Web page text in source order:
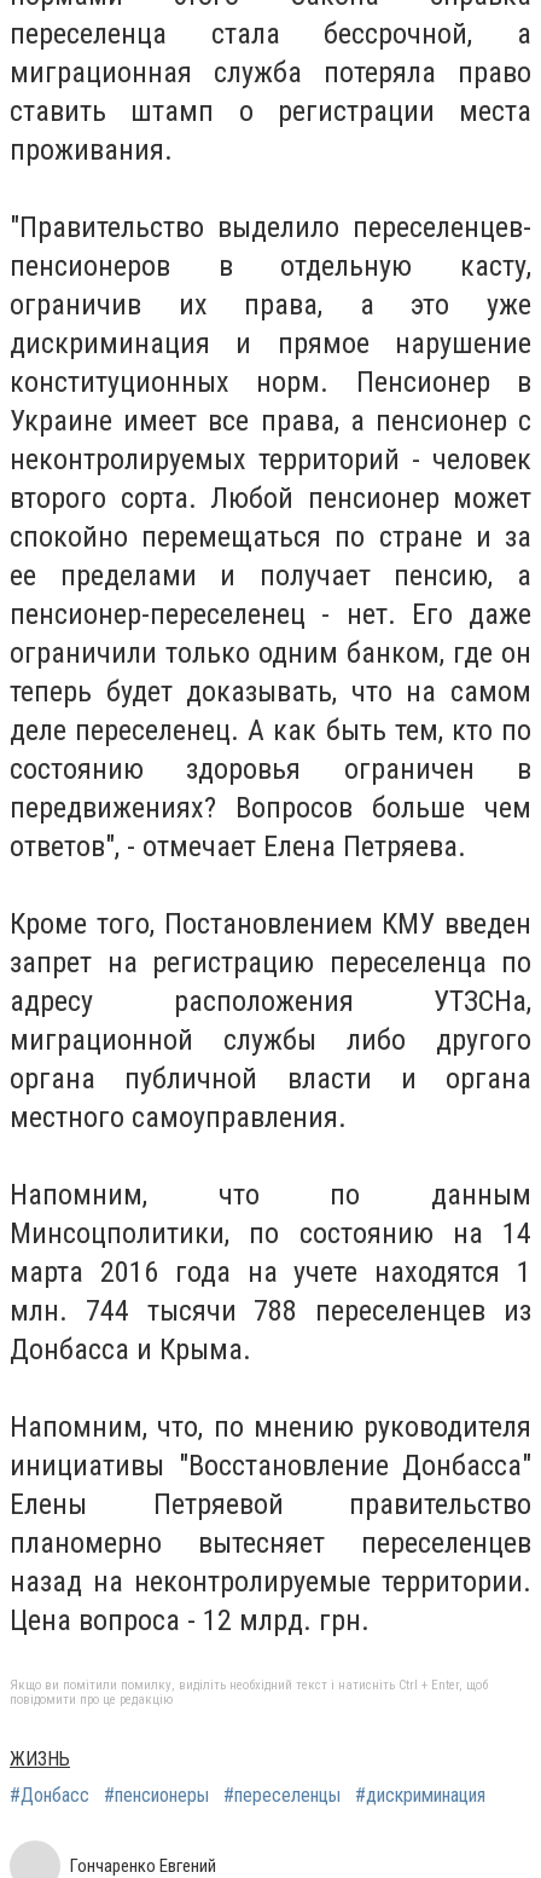
переселенца стала бессрочной, а
миграционная служба потеряла право
ставить штамп о регистрации места
проживания.
"Правительство выделило переселенцев-
пенсионеров в отдельную касту,
ограничив их права, а это уже
дискриминация и прямое нарушение
конституционных норм. Пенсионер в
Украине имеет все права, а пенсионер с
неконтролируемых территорий - человек
второго сорта. Любой пенсионер может
спокойно перемещаться по стране и за
ее пределами и получает пенсию, а
пенсионер-переселенец - нет. Его даже
ограничили только одним банком, где он
теперь будет доказывать, что на самом
деле переселенец. А как быть тем, кто по
состоянию здоровья ограничен в
передвижениях? Вопросов больше чем
ответов", - отмечает Елена Петряева.
Кроме того, Постановлением КМУ введен
запрет на регистрацию переселенца по
адресу расположения УТЗСНа,
миграционной службы либо другого
органа публичной власти и органа
местного самоуправления.
Напомним, что по данным
Минсоцполитики, по состоянию на 14
марта 2016 года на учете находятся 1
млн. 744 тысячи 788 переселенцев из
Донбасса и Крыма.
Напомним, что, по мнению руководителя
инициативы "Восстановление Донбасса"
Елены Петряевой правительство
планомерно вытесняет переселенцев
назад на неконтролируемые территории.
Цена вопроса - 12 млрд. грн.
Якщо ви помітили помилку, виділіть необхідний текст і натисніть Ctrl + Enter, щоб
повідомити про це редакцію
ЖИЗНЬ
#Донбасс
#пенсионеры #переселенцы #дискриминация
Гончаренко Евгений